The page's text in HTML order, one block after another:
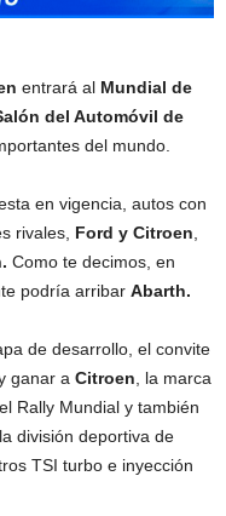
entrará al Mundial de
del Automóvil de
del mundo.
en vigencia, autos con
rivales, Ford y Citroen
Como te decimos, en
podría arribar Abarth.
de desarrollo, el convite
ganar a Citroen , la marca
Rally Mundial y también
división deportiva de
TSI turbo e inyección